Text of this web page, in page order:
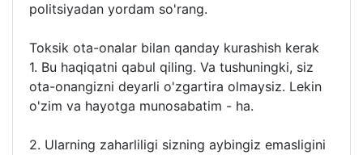
politsiyadan yordam so'rang.
Toksik ota-onalar bilan qanday kurashish kerak
1. Bu haqiqatni qabul qiling. Va tushuningki, siz
ota-onangizni deyarli o'zgartira olmaysiz. Lekin
o'zim va hayotga munosabatim - ha.
2. Ularning zaharliligi sizning aybingiz emasligini